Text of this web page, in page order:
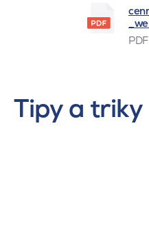
PDF
Tipy a triky